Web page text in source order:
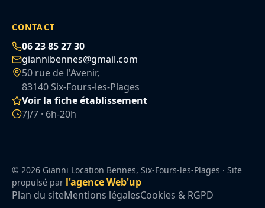
CONTACT
06 23 85 27 30
giannibennes@gmail.com
50 rue de l'Avenir,
83140 Six-Fours-les-Plages
Voir la fiche établissement
7J/7 · 6h-20h
© 2026 Gianni Location Bennes, Six-Fours-les-Plages · Site
propulsé par l'agence Web'up
Plan du siteMentions légalesCookies & RGPD